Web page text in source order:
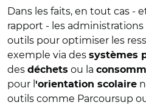
Dans les faits, en tout cas -
rapport - les
outils pour optimiser les
exemple via des systèmes
des déchets ou la
pour l 'orientation scolaire
outils comme Parcoursup